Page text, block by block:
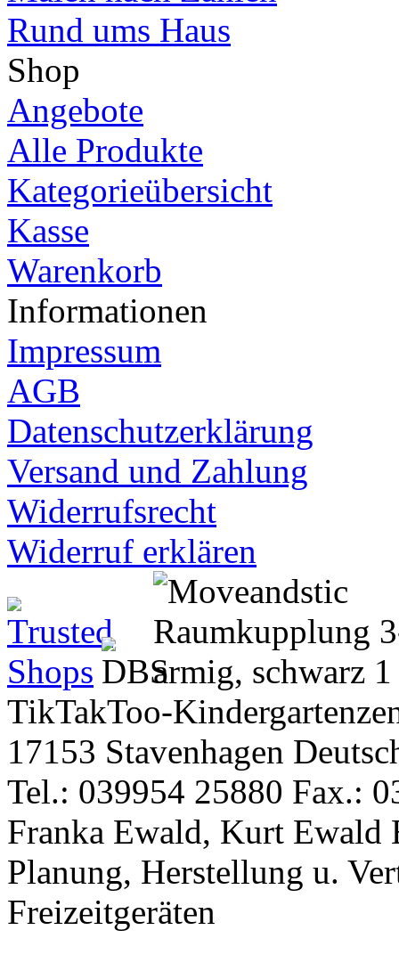
Rund ums Haus
Shop
Angebote
Alle Produkte
Kategorieübersicht
Kasse
Warenkorb
Informationen
Impressum
AGB
Datenschutzerklärung
Versand und Zahlung
Widerrufsrecht
Widerruf erklären
TikTakToo-
17153 Stavenhagen
Tel.: 039954 25880 Fax.:
Franka Ewald, Kurt Ewald
Planung, Herstellung u.
Freizeitgeräten